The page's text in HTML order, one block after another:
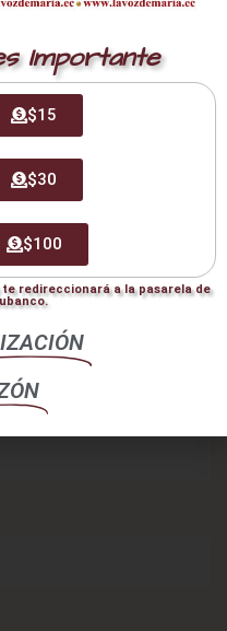
no será publicada.
marcados con
Importante
$15
$30
$100
te redireccionará a la pasarela de